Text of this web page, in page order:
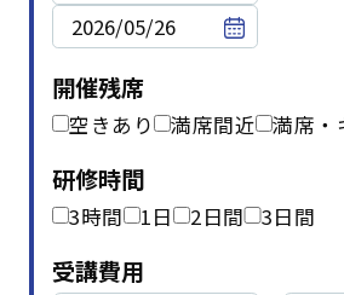
開催残席
空きあり 満席間近 満席・
研修時間
3時間 1日 2日間 3日間
受講費用